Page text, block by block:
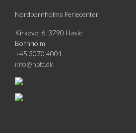
Nordbornholms Feriecenter
Kirkevej 6, 3790 Hasle
Bornholm
+45 3070 4001
info@nbfc.dk